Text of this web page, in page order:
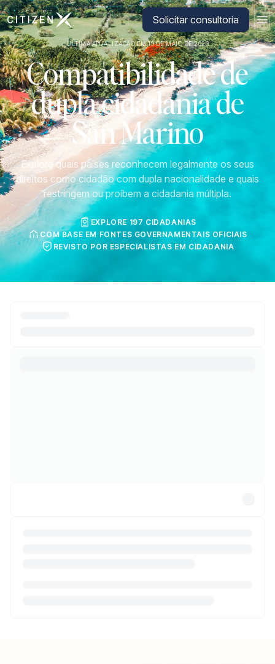
Ir para a página inicial da CitizenX Solicitar consultoria
ÚLTIMA ATUALIZAÇÃO EM 19 DE MAIO DE 2026
Compatibilidade de
dupla cidadania de
San Marino
Explore quais países reconhecem legalmente os seus
direitos como cidadão com dupla nacionalidade e quais
restringem ou proíbem a cidadania múltipla.
EXPLORE 197 CIDADANIAS
COM BASE EM FONTES GOVERNAMENTAIS OFICIAIS
REVISTO POR ESPECIALISTAS EM CIDADANIA